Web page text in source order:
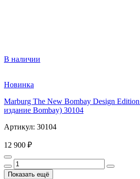
В наличии
Новинка
Marburg The New Bombay Design
издание Bombay) 30104
Артикул: 30104
12 900 ₽
Показать ещё